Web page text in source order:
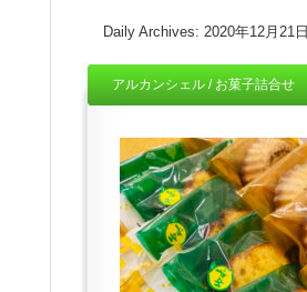
Daily Archives: 2020年12月21日
アルカンシェル / お菓子詰合せ